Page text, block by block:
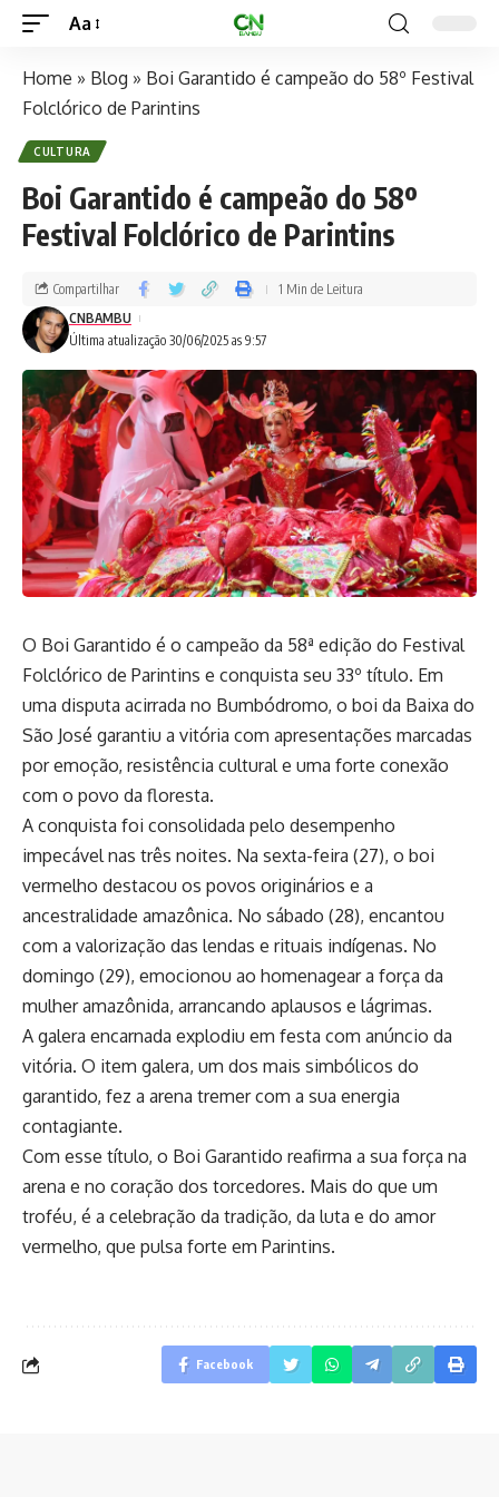
Aa
Home » Blog » Boi Garantido é campeão do 58º Festival
Folclórico de Parintins
CULTURA
Boi Garantido é campeão do 58º
Festival Folclórico de Parintins
Última atualização 30/06/2025 as 9:57
CNBAMBU
Compartilhar 1 Min de Leitura
O Boi Garantido é o campeão da 58ª edição do Festival
Folclórico de Parintins e conquista seu 33º título. Em
uma disputa acirrada no Bumbódromo, o boi da Baixa do
São José garantiu a vitória com apresentações marcadas
por emoção, resistência cultural e uma forte conexão
com o povo da floresta.
A conquista foi consolidada pelo desempenho
impecável nas três noites. Na sexta-feira (27), o boi
vermelho destacou os povos originários e a
ancestralidade amazônica. No sábado (28), encantou
com a valorização das lendas e rituais indígenas. No
domingo (29), emocionou ao homenagear a força da
mulher amazônida, arrancando aplausos e lágrimas.
A galera encarnada explodiu em festa com anúncio da
vitória. O item galera, um dos mais simbólicos do
garantido, fez a arena tremer com a sua energia
contagiante.
Com esse título, o Boi Garantido reafirma a sua força na
arena e no coração dos torcedores. Mais do que um
troféu, é a celebração da tradição, da luta e do amor
vermelho, que pulsa forte em Parintins.
Facebook